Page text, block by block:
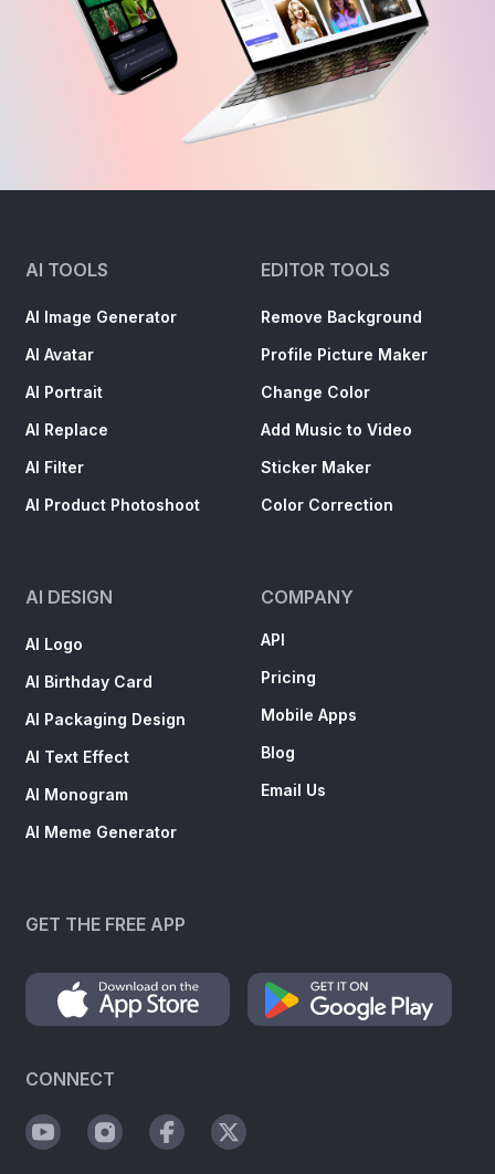
AI TOOLS
AI Image Generator
AI Avatar
AI Portrait
AI Replace
AI Filter
AI Product Photoshoot
EDITOR TOOLS
Remove Background
Profile Picture Maker
Change Color
Add Music to Video
Sticker Maker
Color Correction
AI DESIGN
AI Logo
AI Birthday Card
AI Packaging Design
AI Text Effect
AI Monogram
AI Meme Generator
COMPANY
API
Pricing
Mobile Apps
Blog
Email Us
GET THE FREE APP
CONNECT